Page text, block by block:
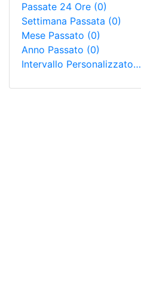
Passate 24 Ore (0)
Settimana Passata (0)
Mese Passato (0)
Anno Passato (0)
Intervallo Personalizzato…